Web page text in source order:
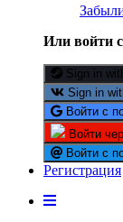
Или войти
Sign in
Sign in
Войти с
Войти
Войти с
Регистрация